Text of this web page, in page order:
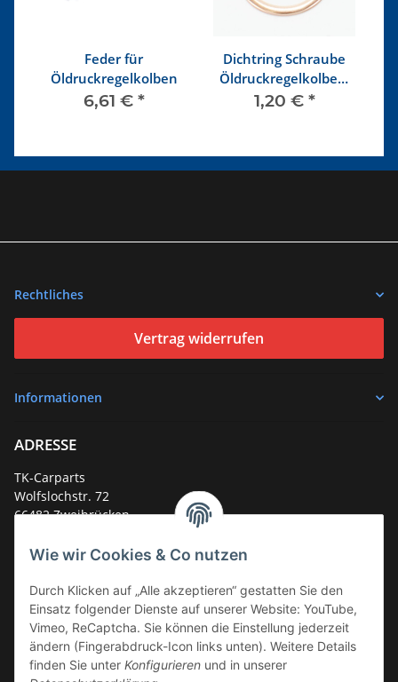
Wie wir Cookies & Co nutzen
Durch Klicken auf „Alle akzeptieren“ gestatten Sie den
Einsatz folgender Dienste auf unserer Website: YouTube,
Vimeo, ReCaptcha. Sie können die Einstellung jederzeit
ändern (Fingerabdruck-Icon links unten). Weitere Details
finden Sie unter Konfigurieren und in unserer
Feder für
Öldruckregelkolben
6,61 € *
Dichtring Schraube
Öldruckregelkolben,
Ansaugstutzen
1,20 € *
Rechtliches
Vertrag widerrufen
Informationen
ADRESSE
TK-Carparts
Wolfslochstr. 72
66482 Zweibrücken
Service-Hotline +49 (0)6332 - 48 58 48
E-Mail:mail@tk-carparts.de
Montag-Donnerstag von 13 bis 16 Uhr